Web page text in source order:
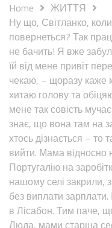
Home
ЖИТТЯ
Ну що, Світланко,
повернеться? Так
не бачить! Я вже
їй від мене привіт
чекаю, – щоразу каже
хитаю голову та
мене так совість
знає, що вона там на
хтось дізнається – то
вийти. Мама відносно
Португалію на
нашому селі закрили,
без виплати зарплати.
в Лісабон. Тим паче,
Люда, мами старша